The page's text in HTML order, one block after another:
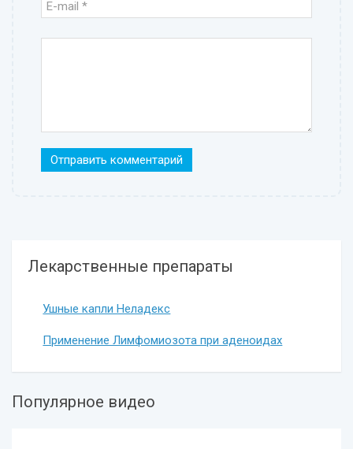
Лекарственные препараты
Ушные капли Неладекс
Применение Лимфомиозота при аденоидах
Популярное видео